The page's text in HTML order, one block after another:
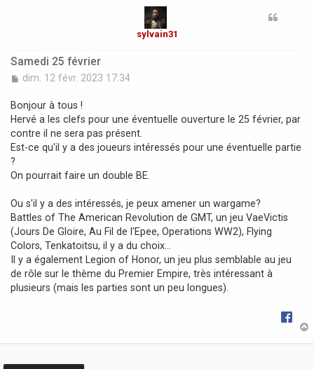
sylvain31
Samedi 25 février
M
s
a
g
e
dim. 12 févr. 2023 17:34
Bonjour à tous !
Hervé a les clefs pour une éventuelle ouverture le 25 février, par
contre il ne sera pas présent.
Est-ce qu'il y a des joueurs intéressés pour une éventuelle partie
?
On pourrait faire un double BE.
Ou s'il y a des intéressés, je peux amener un wargame?
Battles of The American Revolution de GMT, un jeu VaeVictis
(Jours De Gloire, Au Fil de l'Epee, Operations WW2), Flying
Colors, Tenkatoitsu, il y a du choix...
Il y a également Legion of Honor, un jeu plus semblable au jeu
de rôle sur le thème du Premier Empire, très intéressant à
plusieurs (mais les parties sont un peu longues).